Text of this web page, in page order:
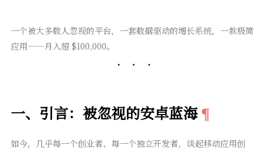
一个被大多数人忽视的平台，一套数据驱动的增长系统，一款极简
应用——月入超 $100,000。
一、引言：被忽视的安卓蓝海
如今，几乎每一个创业者、每一个独立开发者，谈起移动应用创